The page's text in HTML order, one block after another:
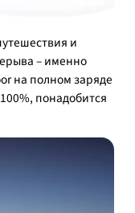
и
– именно
на полном заряде
понадобится